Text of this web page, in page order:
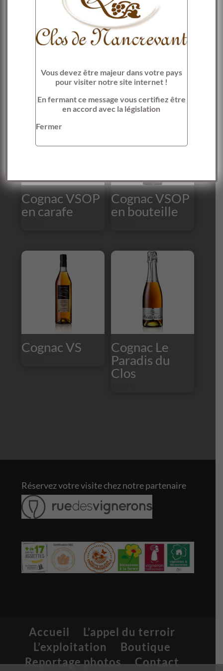
Contenance de la bouteille : 70 cl
Alcool : 40% du volume
Produits similaires
Cognac VSOP
en carafe
Cognac VSOP
en bouteille
Cognac VS
Cognac Le
Paradis du
Clos
Réservez votre visite chez notre partenaire
Accueil
L’appel du terroir
L’exploitation
Boutique
Reportage photos
Contact
Vous devez être majeur dans votre pays
pour visiter notre site internet !
En fermant ce message vous certifiez être
en accord avec la législation
Fermer